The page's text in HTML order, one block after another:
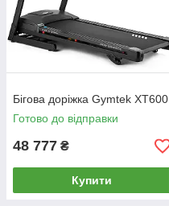
Бігова доріжка Gymtek XT600
Готово до відправки
48 777 ₴
Купити